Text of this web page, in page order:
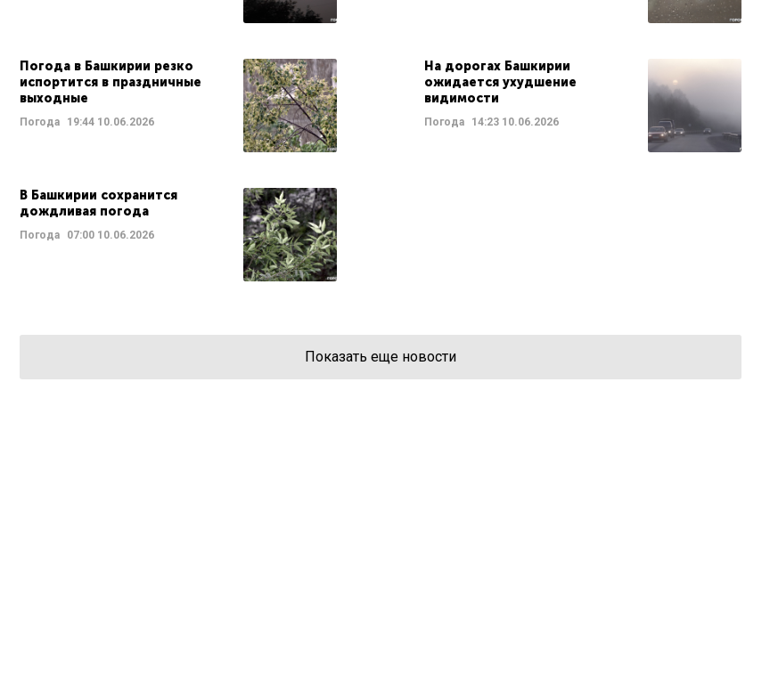
Погода в Башкирии резко
испортится в праздничные
выходные
Погода 19:44 10.06.2026
На дорогах Башкирии
ожидается ухудшение
видимости
Погода 14:2310.06.2026
В Башкирии сохранится
дождливая погода
Погода 07:00 10.06.2026
Показать еще новости